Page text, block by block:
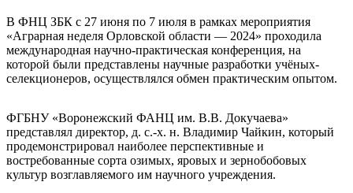
В ФНЦ ЗБК с 27 июня по 7 июля в рамках мероприятия
«Аграрная неделя Орловской области — 2024» проходила
международная научно-практическая конференция, на
которой были представлены научные разработки учёных-
селекционеров, осуществлялся обмен практическим опытом.
ФГБНУ «Воронежский ФАНЦ им. В.В. Докучаева»
представлял директор, д. с.-х. н. Владимир Чайкин, который
продемонстрировал наиболее перспективные и
востребованные сорта озимых, яровых и зернобобовых
культур возглавляемого им научного учреждения.